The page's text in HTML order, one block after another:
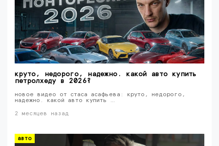
круто, недорого, надежно. какой авто купить
петролхеду в 2026?
новое видео от стаса асафьева: круто, недорого,
надежно. какой авто купить …
2 месяцев назад
авто